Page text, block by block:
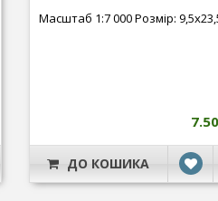
Масштаб 1:7 000 Розмір:
ДО КОШИКА